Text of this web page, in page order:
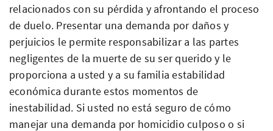
relacionados con su pérdida y afrontando el proceso
de duelo. Presentar una demanda por daños y
perjuicios le permite responsabilizar a las partes
negligentes de la muerte de su ser querido y le
proporciona a usted y a su familia estabilidad
económica durante estos momentos de
inestabilidad. Si usted no está seguro de cómo
manejar una demanda por homicidio culposo o si